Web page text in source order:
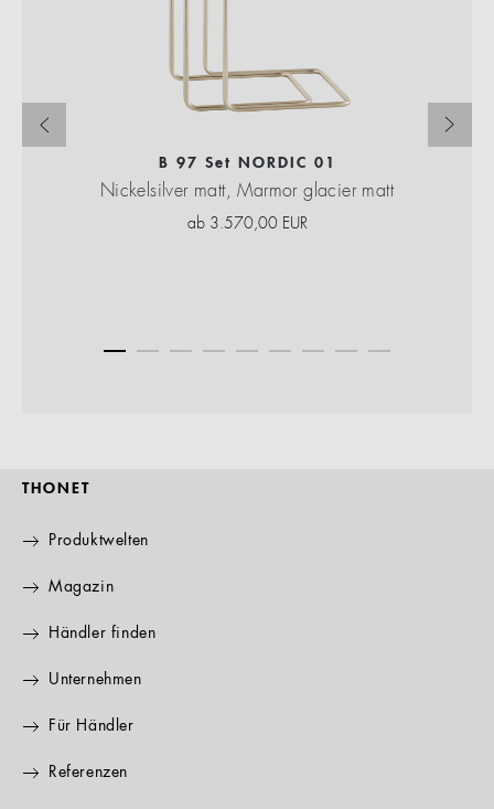
B 97 Set NORDIC 01
Nickelsilver matt, Marmor glacier matt
ab 3.570,00 EUR
THONET
Produktwelten
Magazin
Händler finden
Unternehmen
Für Händler
Referenzen